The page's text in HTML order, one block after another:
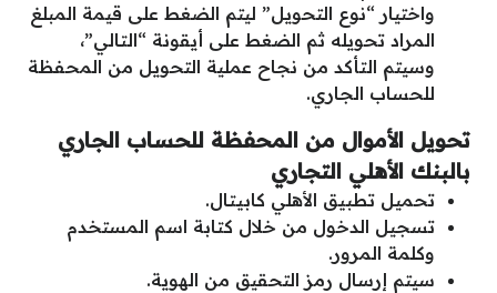
واختيار “نوع التحويل” ليتم الضغط على قيمة المبلغ
المراد تحويله ثم الضغط على أيقونة “التالي”،
وسيتم التأكد من نجاح عملية التحويل من المحفظة
للحساب الجاري.
تحويل الأموال من المحفظة للحساب الجاري
بالبنك الأهلي التجاري
تحميل تطبيق الأهلي كابيتال.
تسجيل الدخول من خلال كتابة اسم المستخدم
وكلمة المرور.
سيتم إرسال رمز التحقيق من الهوية.